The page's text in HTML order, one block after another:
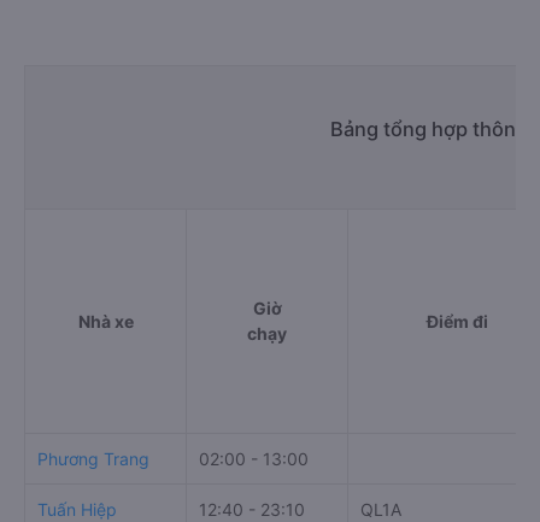
Bảng tổng hợp thông
Nhà xe
Giờ
chạy
Điểm đi
Phương Trang 02:00 - 13:00
Tuấn Hiệp 12:40 - 23:10 QL1A